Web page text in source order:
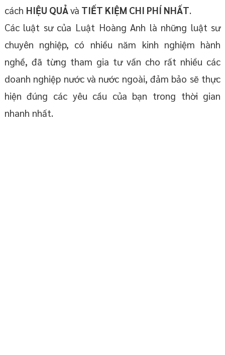
cách HIỆU QUẢvà TIẾT KIỆM CHI PHÍ NHẤT.
Các luật sư của Luật Hoàng Anh là những luật sư
chuyên nghiệp, có nhiều năm kinh nghiệm hành
nghề, đã từng tham gia tư vấn cho rất nhiều các
doanh nghiệp nước và nước ngoài, đảm bảo sẽ thực
hiện đúng các yêu cầu của bạn trong thời gian
nhanh nhất.